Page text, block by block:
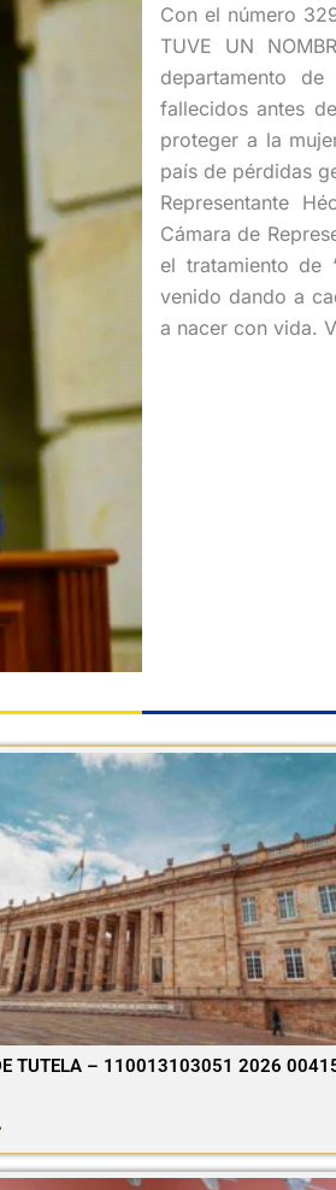
Con el número
TUVE UN
departamento
fallecidos antes
proteger a la
país de pérdidas
Representante
Cámara de
el tratamiento de
venido dando a
a nacer con vida.
TUTELA – 110013103051 2026